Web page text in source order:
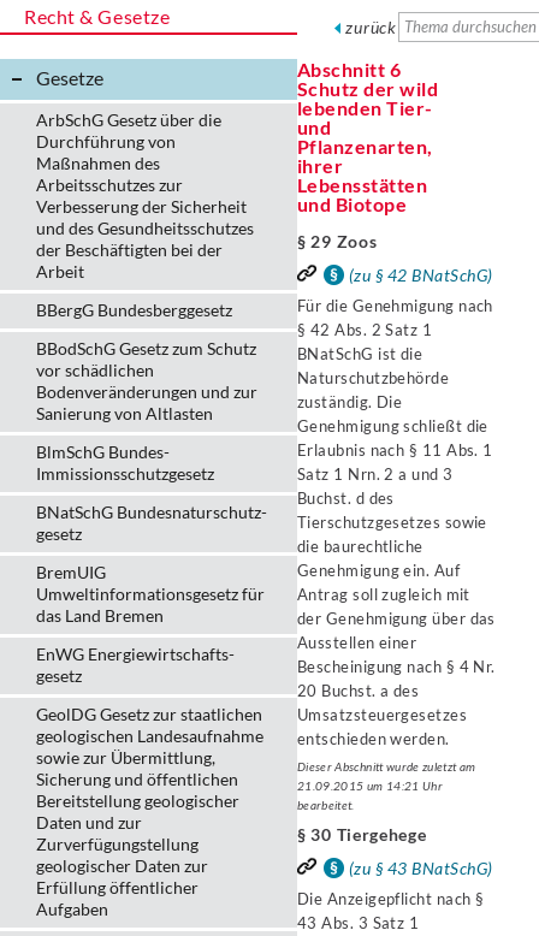
Recht & Gesetze
Gesetze
ArbSchG Gesetz über die
Durchführung von
Maßnahmen des
Arbeitsschutzes zur
Verbesserung der Sicherheit
und des Gesundheitsschutzes
der Beschäftigten bei der
Arbeit
BBergG Bundesberggesetz
BBodSchG Gesetz zum Schutz
vor schädlichen
Bodenveränderungen und zur
Sanierung von Altlasten
BlmSchG Bundes-
Immissionsschutz­gesetz
BNatSchG Bundesnaturschutz-
gesetz
BremUIG
Umweltinformationsgesetz für
das Land Bremen
EnWG Energiewirtschafts-
gesetz
GeolDG Gesetz zur staatlichen
geologischen Landesaufnahme
sowie zur Übermittlung,
Sicherung und öffentlichen
Bereitstellung geologischer
Daten und zur
Zurverfügungstellung
geologischer Daten zur
Erfüllung öffentlicher
Aufgaben
zurück
Abschnitt 6
Schutz der wild
lebenden Tier-
und
Pflanzenarten,
ihrer
Lebensstätten
und Biotope
§ 29 Zoos
(zu § 42 BNatSchG)
Für die Genehmigung nach
§ 42 Abs. 2 Satz 1
BNatSchG ist die
Naturschutzbehörde
zuständig. Die
Genehmigung schließt die
Erlaubnis nach § 11 Abs. 1
Satz 1 Nrn. 2 a und 3
Buchst. d des
Tierschutzgesetzes sowie
die baurechtliche
Genehmigung ein. Auf
Antrag soll zugleich mit
der Genehmigung über das
Ausstellen einer
Bescheinigung nach § 4 Nr.
20 Buchst. a des
Umsatzsteuergesetzes
entschieden werden.
Dieser Abschnitt wurde zuletzt am
21.09.2015 um 14:21 Uhr
bearbeitet.
§ 30 Tiergehege
(zu § 43 BNatSchG)
Die Anzeigepflicht nach §
43 Abs. 3 Satz 1